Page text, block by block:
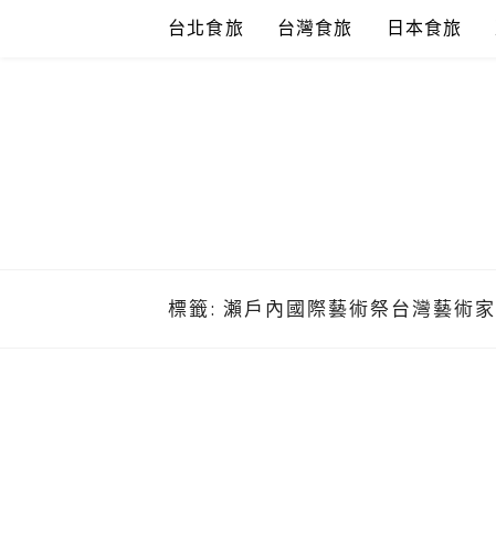
台北食旅 台灣食旅 日本食旅
標籤: 瀨戶內國際藝術祭台灣藝術家